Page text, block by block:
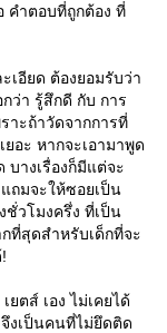
คำตอบที่ถูกต้อง ที่
อียด ต้องยอมรับว่า
ว่า รู้สึกดี กับ การ
าะถ้าวัดจากการที่
อะ หากจะเอามาพูด
างเรื่องก็มีแต่จะ
ถมจะให้ซอยเป็น
ชั่วโมงครึ่ง ที่เป็น
ที่สุดสำหรับเด็กที่จะ
ยตส์ เอง ไม่เคยได้
งเป็นคนที่ไม่ยึดติด